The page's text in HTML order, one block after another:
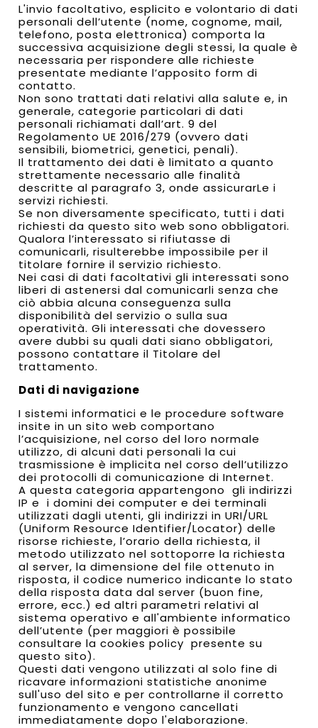
L'invio facoltativo, esplicito e volontario di dati
personali dell’utente (nome, cognome, mail,
telefono, posta elettronica) comporta la
successiva acquisizione degli stessi, la quale è
necessaria per rispondere alle richieste
presentate mediante l’apposito form di
contatto.
Non sono trattati dati relativi alla salute e, in
generale, categorie particolari di dati
personali richiamati dall’art. 9 del
Regolamento UE 2016/279 (ovvero dati
sensibili, biometrici, genetici, penali).
Il trattamento dei dati è limitato a quanto
strettamente necessario alle finalità
descritte al paragrafo 3, onde assicurarLe i
servizi richiesti.
Se non diversamente specificato, tutti i dati
richiesti da questo sito web sono obbligatori.
Qualora l’interessato si rifiutasse di
comunicarli, risulterebbe impossibile per il
titolare fornire il servizio richiesto.
Nei casi di dati facoltativi gli interessati sono
liberi di astenersi dal comunicarli senza che
ciò abbia alcuna conseguenza sulla
disponibilità del servizio o sulla sua
operatività. Gli interessati che dovessero
avere dubbi su quali dati siano obbligatori,
possono contattare il Titolare del
trattamento.
Dati di navigazione
I sistemi informatici e le procedure software
insite in un sito web comportano
l’acquisizione, nel corso del loro normale
utilizzo, di alcuni dati personali la cui
trasmissione è implicita nel corso dell’utilizzo
dei protocolli di comunicazione di Internet.
A questa categoria appartengono gli indirizzi
IP e i domini dei computer e dei terminali
utilizzati dagli utenti, gli indirizzi in URI/URL
(Uniform Resource Identifier/Locator) delle
risorse richieste, l’orario della richiesta, il
metodo utilizzato nel sottoporre la richiesta
al server, la dimensione del file ottenuto in
risposta, il codice numerico indicante lo stato
della risposta data dal server (buon fine,
errore, ecc.) ed altri parametri relativi al
sistema operativo e all'ambiente informatico
dell’utente (per maggiori è possibile
consultare la cookies policy presente su
questo sito).
Questi dati vengono utilizzati al solo fine di
ricavare informazioni statistiche anonime
sull'uso del sito e per controllarne il corretto
funzionamento e vengono cancellati
immediatamente dopo l'elaborazione.